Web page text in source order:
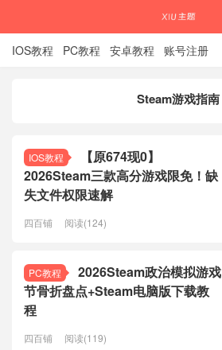
IOS教程 PC教程 安卓教程 账号注册
Steam游戏指南
IOS教程
【原674现0】
2026Steam三款高分游戏限免！缺
失文件权限速解
四百铺 阅读(124)
PC教程
2026Steam政治模拟游戏
节骨折盘点+Steam电脑版下载教
程
四百铺 阅读(119)